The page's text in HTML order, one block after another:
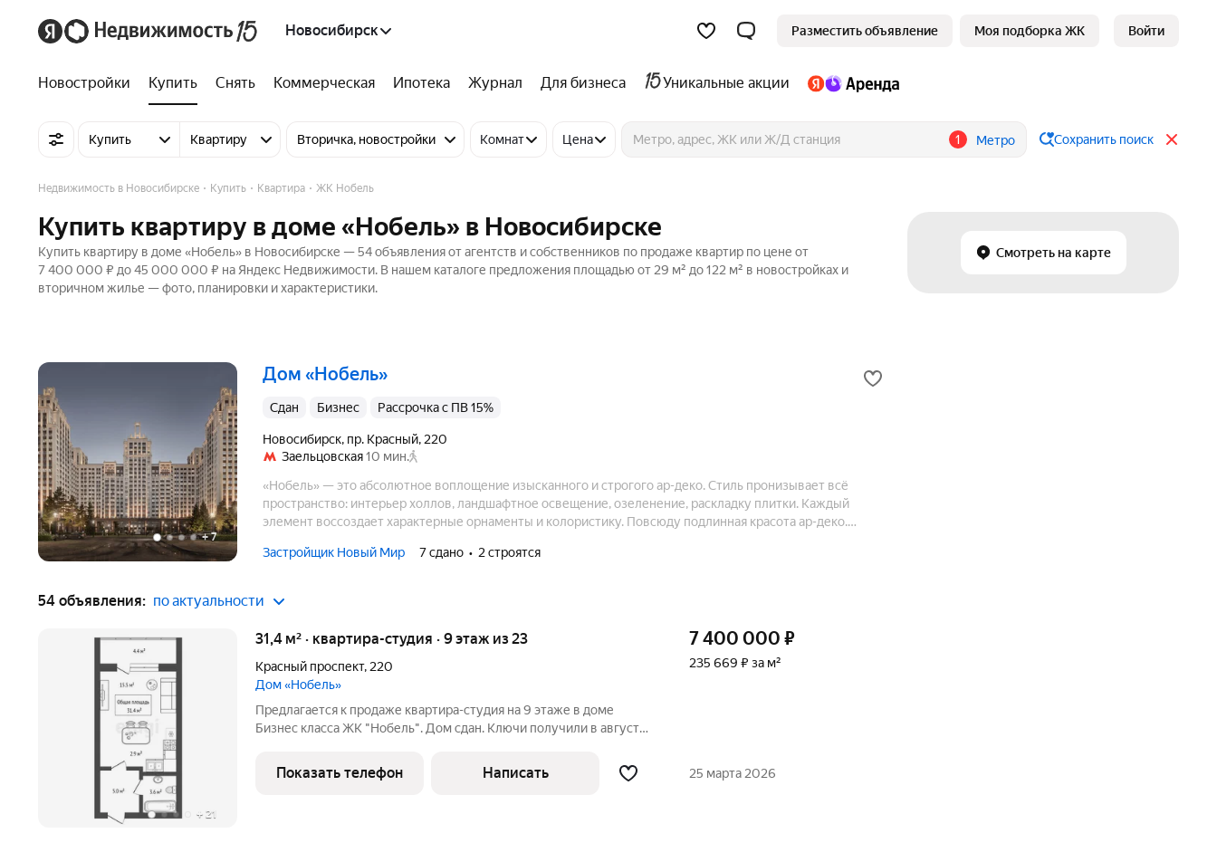
Новосибирск Разместить объявление Моя подборка ЖК Войти
Новостройки Купить Снять Коммерческая Ипотека Журнал Для бизнеса Уникальные акции
Купить Квартиру Вторичка, новостройки Комнат Цена 1 Метро Сохранить поиск
Смотреть на карте
Недвижимость в Новосибирске Купить Квартира ЖК Нобель
Купить квартиру в доме «Нобель» в Новосибирске
Купить квартиру в доме «Нобель» в Новосибирске — 54 объявления от агентств и собственников по продаже квартир по цене от
7 400 000 ₽ до 45 000 000 ₽ на Яндекс Недвижимости. В нашем каталоге предложения площадью от 29 м² до 122 м² в новостройках и
вторичном жилье — фото, планировки и характеристики.
Дом «Нобель»
Сдан бизнес Рассрочка с ПВ 15%
Заельцовская10 мин.
Новосибирск, пр. Красный, 220
«Нобель» — это абсолютное воплощение изысканного и строгого ар-деко. Стиль пронизывает всё
пространство: интерьер холлов, ландшафтное освещение, озеленение, раскладку плитки. Каждый
элемент воссоздает характерные орнаменты и колористику. Повсюду подлинная красота ар-деко.
Застройщик Новый Мир
7 сдано 2 строятся
+7
54 объявления: по актуальности
+ 21
31,4 м² · квартира-студия · 9 этаж из 23
Красный проспект, 220
Дом «Нобель»
Предлагается к продаже квартира-студия на 9 этаже в доме
Бизнес класса ЖК "Нобель". Дом сдан. Ключи получили в августе
аккредитованным специалистом по данному направлению,
нарушений не
7 400 000 ₽
235 669 ₽ за м²
Показать телефон Написать 25 марта 2026